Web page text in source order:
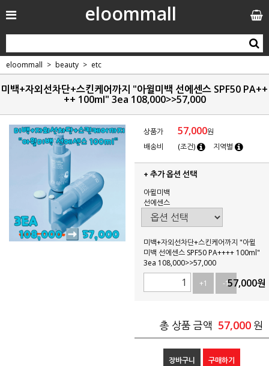
eloommall
eloommall beauty etc
미백+자외선차단+스킨케어까지 "아윌미백 선에센스 SPF50 PA++
++ 100ml" 3ea 108,000>>57,000
상품가 57,000원
배송비
(조건) 지역별
+ 추가 옵션 선택
아윌미백
선에센스
미백+자외선차단+스킨케어까지 "아윌
미백 선에센스 SPF50 PA++++ 100ml"
3ea 108,000>>57,000
+1
-157,000원
총 상품 금액 57,000 원
장바구니 구매하기